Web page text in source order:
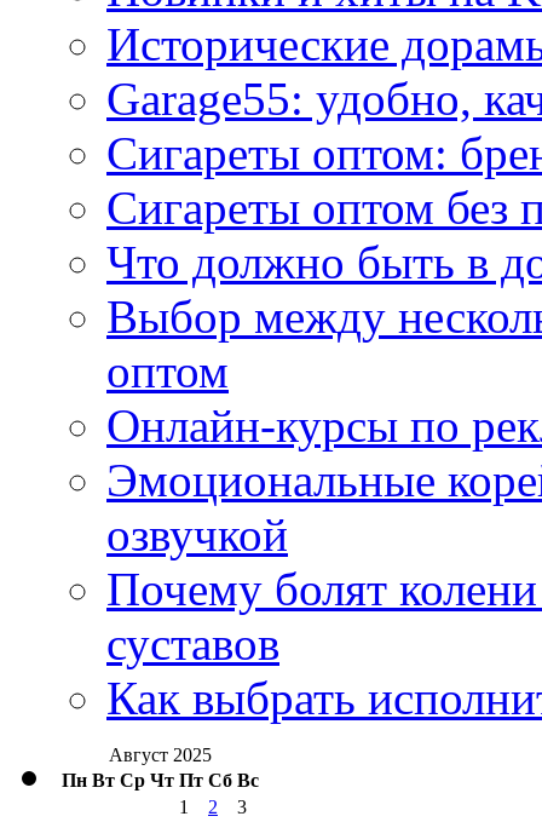
Исторические
Garage55: удобно,
Сигареты оптом:
Сигареты оптом без
Что должно быть в
Выбор между
оптом
Онлайн-курсы по
Эмоциональные
озвучкой
Почему болят
суставов
Как выбрать
Август 2025
Пн Вт Ср Чт Пт Сб Вс
1 2
3